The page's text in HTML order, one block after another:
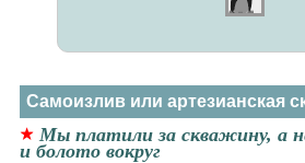
Самоизлив или артезианская
Мы платили за скважину, а
и болото вокруг